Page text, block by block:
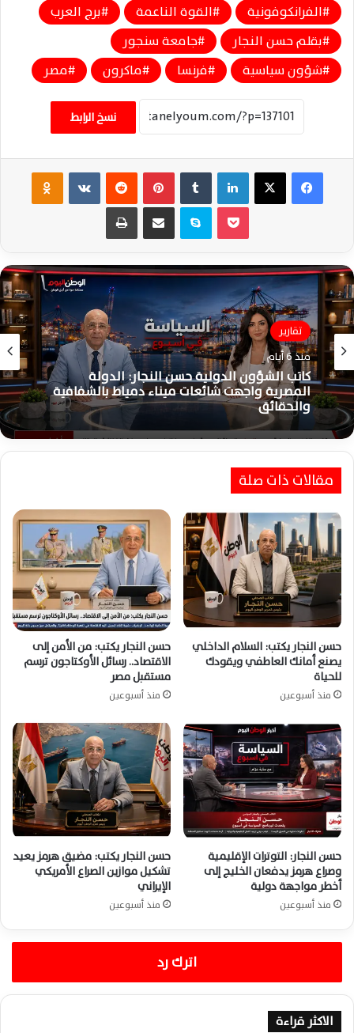
الفرانكوفونية
القوة الناعمة
برج العرب
بقلم حسن النجار
جامعة سنجور
شؤون سياسية
فرنسا ماكرون مصر
نسخ الرابط
فيسبوك ‫X لينكدإن بينتيريست ‏VKontakte
سكايب مشاركة عبر البريد طباعة
تقارير
منذ 6 أيام
كاتب الشؤون الدولية حسن النجار: الدولة
المصرية واجهت شائعات ميناء دمياط بالشفافية
والحقائق
مقالات ذات صلة
حسن النجار يكتب: السلام الداخلي
يصنع أمانك العاطفي ويقودك
للحياة
منذ أسبوعين
حسن النجار يكتب: من الأمن إلى
الاقتصاد.. رسائل الأوكتاجون ترسم
مستقبل مصر
منذ أسبوعين
حسن النجار: التوترات الإقليمية
وصراع هرمز يدفعان الخليج إلى
أخطر مواجهة دولية
منذ أسبوعين
حسن النجار يكتب: مضيق هرمز يعيد
تشكيل موازين الصراع الأمريكي
الإيراني
منذ أسبوعين
اترك رد
الاكثر قراءة